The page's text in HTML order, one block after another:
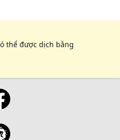
thể được dịch bằng